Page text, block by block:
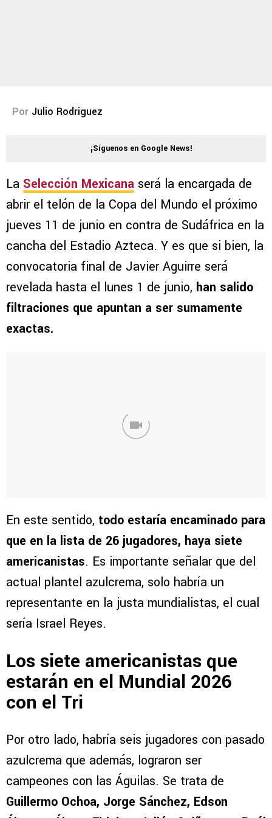
Por Julio Rodriguez
¡Síguenos en Google News!
La Selección Mexicana será la encargada de
abrir el telón de la Copa del Mundo el próximo
jueves 11 de junio en contra de Sudáfrica en la
cancha del Estadio Azteca. Y es que si bien, la
convocatoria final de Javier Aguirre será
revelada hasta el lunes 1 de junio, han salido
filtraciones que apuntan a ser sumamente
exactas.
En este sentido, todo estaría encaminado para
que en la lista de 26 jugadores, haya siete
americanistas. Es importante señalar que del
actual plantel azulcrema, solo habría un
representante en la justa mundialistas, el cual
sería Israel Reyes.
Los siete americanistas que
estarán en el Mundial 2026
con el Tri
Por otro lado, habría seis jugadores con pasado
azulcrema que además, lograron ser
campeones con las Águilas. Se trata de
Guillermo Ochoa, Jorge Sánchez, Edson